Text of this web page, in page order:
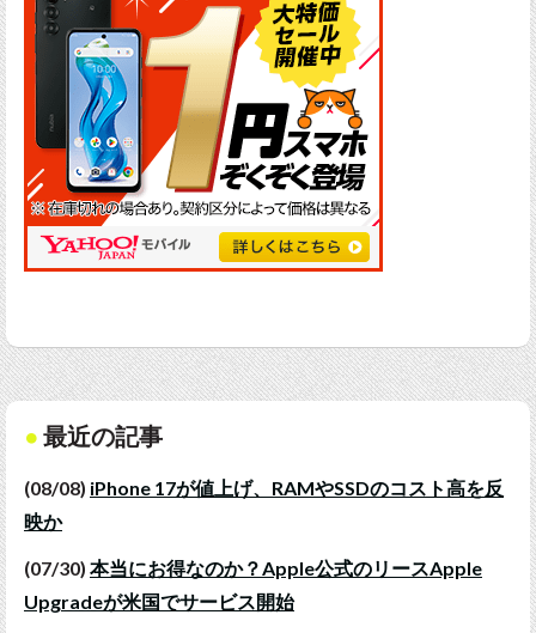
最近の記事
(08/08) iPhone 17が値上げ、RAMやSSDのコスト高を反
映か
(07/30) 本当にお得なのか？Apple公式のリースApple
Upgradeが米国でサービス開始